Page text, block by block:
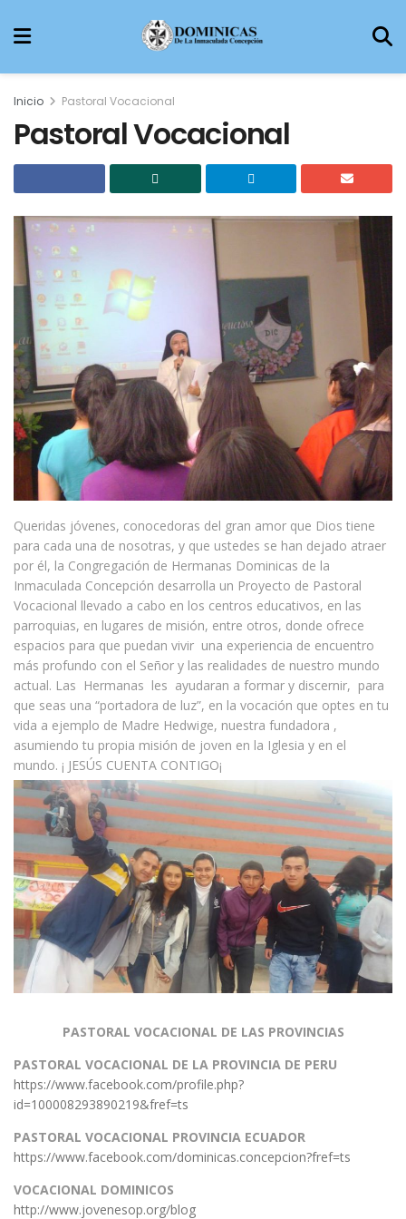
Inicio Pastoral Vocacional
Pastoral Vocacional
Queridas jóvenes, conocedoras del gran amor que Dios tiene
para cada una de nosotras, y que ustedes se han dejado atraer
por él, la Congregación de Hermanas Dominicas de la
Inmaculada Concepción desarrolla un Proyecto de Pastoral
Vocacional llevado a cabo en los centros educativos, en las
parroquias, en lugares de misión, entre otros, donde ofrece
espacios para que puedan vivir una experiencia de encuentro
más profundo con el Señor y las realidades de nuestro mundo
actual. Las Hermanas les ayudaran a formar y discernir, para
que seas una “portadora de luz”, en la vocación que optes en tu
vida a ejemplo de Madre Hedwige, nuestra fundadora ,
asumiendo tu propia misión de joven en la Iglesia y en el
mundo. ¡ JESÚS CUENTA CONTIGO¡
PASTORAL VOCACIONAL DE LAS PROVINCIAS
PASTORAL VOCACIONAL DE LA PROVINCIA DE PERU
https://www.facebook.com/profile.php?
id=100008293890219&fref=ts
PASTORAL VOCACIONAL PROVINCIA ECUADOR
https://www.facebook.com/dominicas.concepcion?fref=ts
VOCACIONAL DOMINICOS
http://www.jovenesop.org/blog